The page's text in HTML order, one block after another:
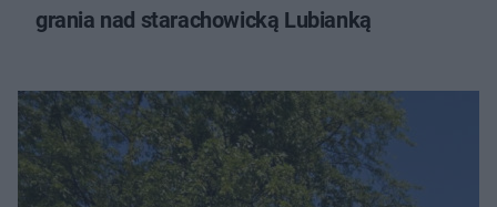
grania nad starachowicką Lubianką